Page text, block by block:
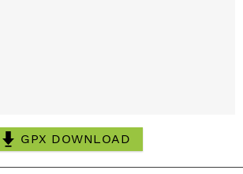
GPX DOWNLOAD